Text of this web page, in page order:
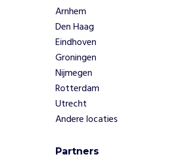
Arnhem
Den Haag
Eindhoven
Groningen
Nijmegen
Rotterdam
Utrecht
Andere locaties
Partners